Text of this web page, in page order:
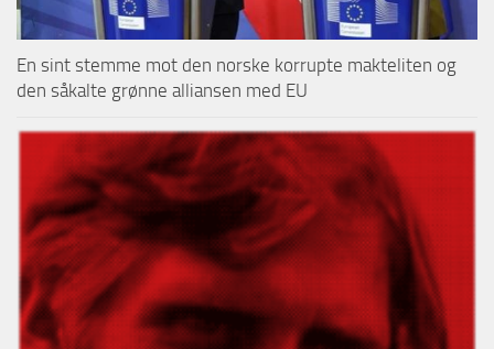
En sint stemme mot den norske korrupte makteliten og
den såkalte grønne alliansen med EU